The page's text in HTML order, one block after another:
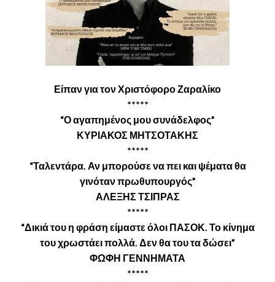
Είπαν για τον Χριστόφορο Ζαραλίκο
*****
“Ο αγαπημένος μου συνάδελφος”
ΚΥΡΙΑΚΟΣ ΜΗΤΣΟΤΑΚΗΣ
*****
“Ταλεντάρα. Αν μπορούσε να πει και ψέματα θα
γινόταν πρωθυπουργός”
ΑΛΕΞΗΣ ΤΣΙΠΡΑΣ
*****
“Δικιά του η φράση είμαστε όλοι ΠΑΣΟΚ. Το κίνημα
του χρωστάει πολλά. Δεν θα του τα δώσει”
ΦΩΦΗ ΓΕΝΝΗΜΑΤΑ
*****